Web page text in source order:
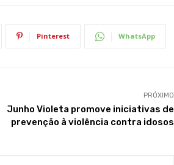
Pinterest WhatsApp
PRÓXIMO
Junho Violeta promove iniciativas de
prevenção à violência contra idosos